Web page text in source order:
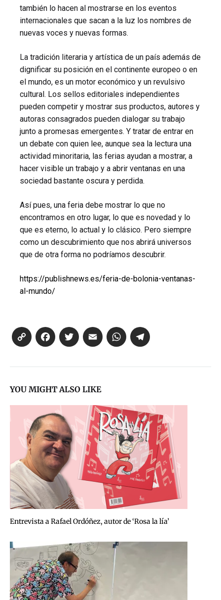
también lo hacen al mostrarse en los eventos
internacionales que sacan a la luz los nombres de
nuevas voces y nuevas formas.
La tradición literaria y artística de un país además de
dignificar su posición en el continente europeo o en
el mundo, es un motor económico y un revulsivo
cultural. Los sellos editoriales independientes
pueden competir y mostrar sus productos, autores y
autoras consagrados pueden dialogar su trabajo
junto a promesas emergentes. Y tratar de entrar en
un debate con quien lee, aunque sea la lectura una
actividad minoritaria, las ferias ayudan a mostrar, a
hacer visible un trabajo y a abrir ventanas en una
sociedad bastante oscura y perdida.
Así pues, una feria debe mostrar lo que no
encontramos en otro lugar, lo que es novedad y lo
que es eterno, lo actual y lo clásico. Pero siempre
como un descubrimiento que nos abrirá universos
que de otra forma no podríamos descubrir.
https://publishnews.es/feria-de-bolonia-ventanas-
al-mundo/
Co
py
Li
nk
Fa
ce
bo
ok
T
wi
tte
r
E
m
ail
W
ha
ts gr
YOU MIGHT ALSO LIKE
Entrevista a Rafael Ordóñez, autor de ‘Rosa la lía’